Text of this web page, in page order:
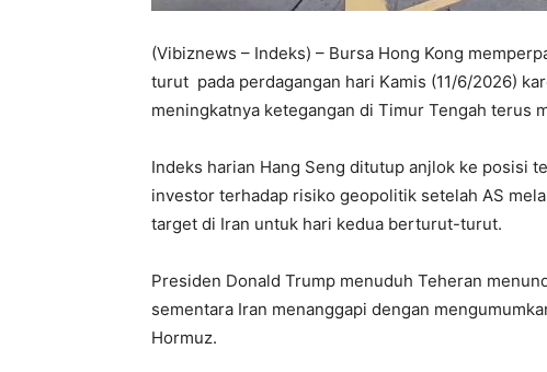
(Vibiznews – Indeks) – Bursa Hong Kong
turut pada perdagangan hari Kamis (11/6/2026)
meningkatnya ketegangan di Timur Tengah terus
Indeks harian Hang Seng ditutup anjlok ke posisi
investor terhadap risiko geopolitik setelah AS
target di Iran untuk hari kedua berturut-turut.
Presiden Donald Trump menuduh Teheran
sementara Iran menanggapi dengan
Hormuz.